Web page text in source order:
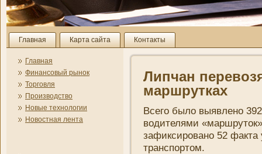
Главная Карта сайта Контакты
Главная
Финансовый рынок
Торговля
Производство
Новые технологии
Новостная лента
Липчан
маршрутках
Всего было выявлено
водителями
зафиксировано 52
транспортом.